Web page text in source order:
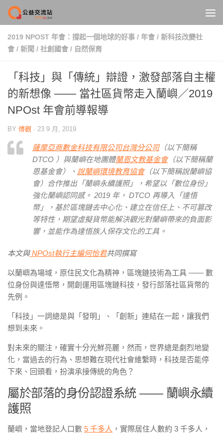
Skip to content
2019 NPOST 年會：撐起一個地球的好事 / 年會 / 新科技改變社
會 / 新聞 / 社創國會 / 自然保育
「科技」與「傳統」辯證，激發部落自主權
的新想像 —— 當社區貨幣走入蘭嶼／2019
NPOst 年會前導報導
BY 傅觀 · 23 9 月, 2019
薩摩亞商數金科技有限公司台灣分公司（以下簡稱
DTCO ）與蘭嶼在地團體蘭恩文教基金會（以下簡稱蘭
恩基金會）、 說蘭嶼環境教育協會（以下簡稱說蘭嶼協
會）合作推出「蘭嶼永續護照」，希望以「數位身份」
強化蘭嶼認同感。 2019 年， DTCO 再導入「達悟
幣」，基於區塊鏈去中心化、建立在信任上、不可篡改
等特性，期望虛擬貨幣能解決觀光對蘭嶼帶來的負面影
響，並能作為達悟族人保存文化的工具。
本文與NPOst執行主編何怡君共同撰寫
以蘭嶼為場域，原住民文化為精神，區塊鏈技術為工具 —— 數
位身份與達悟幣，開創運用區塊鏈科技，發行部落社區貨幣的
先例。
「科技」一詞總是與「發明」、「創新」連結在一起，讓我們
想到未來。
對未來的關注，確實十分光鮮亮麗，然而，世界總是劇烈地變
化，當過去的行為、思想難在現代社會維繫時，科技是否能停
下來、回頭看，扮演承接傳統的角色？
屬於部落的身份認證系統 —— 蘭嶼永續
護照
蘭嶼，當地登記人口數 5 千多人 ，實際居住人數約 3 千多人，